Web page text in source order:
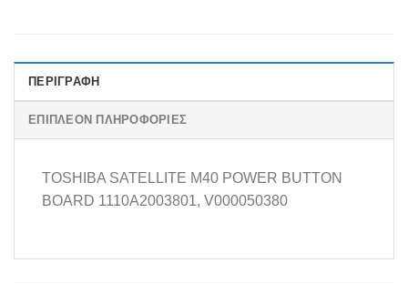
ΠΕΡΙΓΡΑΦΉ
ΕΠΙΠΛΈΟΝ ΠΛΗΡΟΦΟΡΊΕΣ
TOSHIBA SATELLITE M40 POWER BUTTON
BOARD 1110A2003801, V000050380